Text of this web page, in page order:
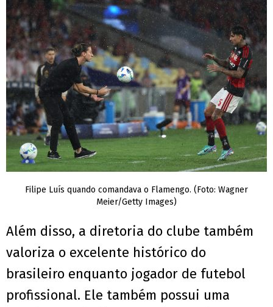
Filipe Luís quando comandava o Flamengo. (Foto: Wagner
Meier/Getty Images)
Além disso, a diretoria do clube também
valoriza o excelente histórico do
brasileiro enquanto jogador de futebol
profissional. Ele também possui uma